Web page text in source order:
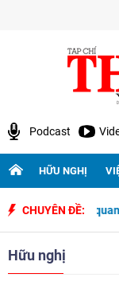
Podcast
HỮU NGHỊ
CHUYÊN ĐỀ:
lập quan hệ ngoại
Hữu nghị